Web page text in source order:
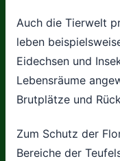
Auch die Tierwelt
leben
Eidechsen und
Lebensräume
Brutplätze und
Zum Schutz der
Bereiche der